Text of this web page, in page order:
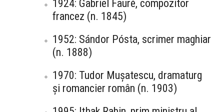
1924: Gabriel Fauré, compozitor
francez (n. 1845)
1952: Sándor Pósta, scrimer maghiar
(n. 1888)
1970: Tudor Mușatescu, dramaturg
și romancier român (n. 1903)